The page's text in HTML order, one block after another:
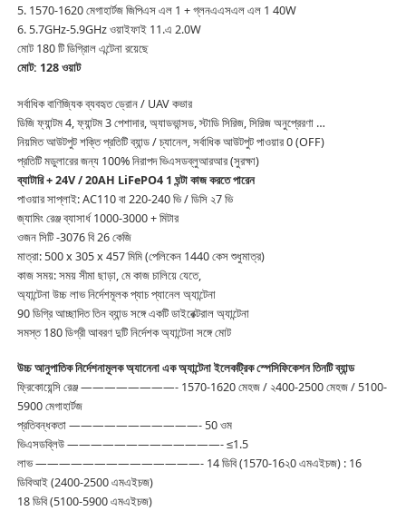
5. 1570-1620 মেগাহার্টজ জিপিএস এল 1 + গ্লনএএসএল এল 1 40W
6. 5.7GHz-5.9GHz ওয়াইফাই 11.এ 2.0W
মোট 180 টি ডিগ্রিাল এন্টেনা রয়েছে
মোট: 128 ওয়াট
সর্বাধিক বাণিজ্যিক ব্যবহৃত ড্রোন / UAV কভার
ডিজি ফ্যান্টম 4, ফ্যান্টম 3 পেশাদার, অ্যাডভান্সড, স্টাডি সিরিজ, সিরিজ অনুপ্রেরণা …
নিয়মিত আউটপুট শক্তি প্রতিটি ব্যান্ড / চ্যানেল, সর্বাধিক আউটপুট পাওয়ার 0 (OFF)
প্রতিটি মডুলারের জন্য 100% নিরাপদ ভিএসডব্লুআরআর (সুরক্ষা)
ব্যাটারি + 24V / 20AH LiFePO4 1 ঘন্টা কাজ করতে পারেন
পাওয়ার সাপ্লাই: AC110 বা 220-240 ভি / ডিসি ২7 ভি
জ্যামিং রেঞ্জ ব্যাসার্ধ 1000-3000 + মিটার
ওজন সিটি -3076 বি 26 কেজি
মাত্রা: 500 x 305 x 457 মিমি (পেলিকেন 1440 কেস শুধুমাত্র)
কাজ সময়: সময় সীমা ছাড়া, মে কাজ চালিয়ে যেতে,
অ্যান্টেনা উচ্চ লাভ নির্দেশমূলক প্যাচ প্যানেল অ্যান্টেনা
90 ডিগ্রি আচ্ছাদিত তিন ব্যান্ড সঙ্গে একটি ডাইরেক্টরাল অ্যান্টেনা
সমস্ত 180 ডিগ্রী আবরণ দুটি নির্দেশক অ্যান্টেনা সঙ্গে মোট
উচ্চ আনুপাতিক নির্দেশনামূলক অ্যানেনা এক অ্যান্টেনা ইলেকট্রিক স্পেসিফিকেশন তিনটি ব্যান্ড
ফ্রিকোয়েন্সি রেঞ্জ ————————- 1570-1620 মেহজ / ২400-2500 মেহজ / 5100-
5900 মেগাহার্টজ
প্রতিবন্ধকতা ———————————- 50 ওম
ভিএসডব্লিউ —————————————- ≤1.5
লাভ ——————————————- 14 ডিবি (1570-16২0 এমএইচজ) : 16
ডিবিআই (2400-2500 এমএইচজ)
18 ডিবি (5100-5900 এমএইচজ)